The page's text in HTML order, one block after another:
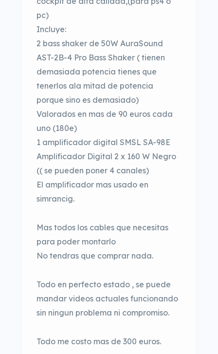
pc)
Incluye:
2 bass shaker de 50W AuraSound
AST-2B-4 Pro Bass Shaker ( tienen
demasiada potencia tienes que
tenerlos ala mitad de potencia
porque sino es demasiado)
Valorados en mas de 90 euros cada
uno (180e)
1 amplificador digital SMSL SA-98E
Amplificador Digital 2 x 160 W Negro
(( se pueden poner 4 canales)
El amplificador mas usado en
simrancig.
Mas todos los cables que necesitas
para poder montarlo
No tendras que comprar nada.
Todo en perfecto estado , se puede
mandar videos actuales funcionando
sin ningun problema ni compromiso.
Todo me costo mas de 300 euros.